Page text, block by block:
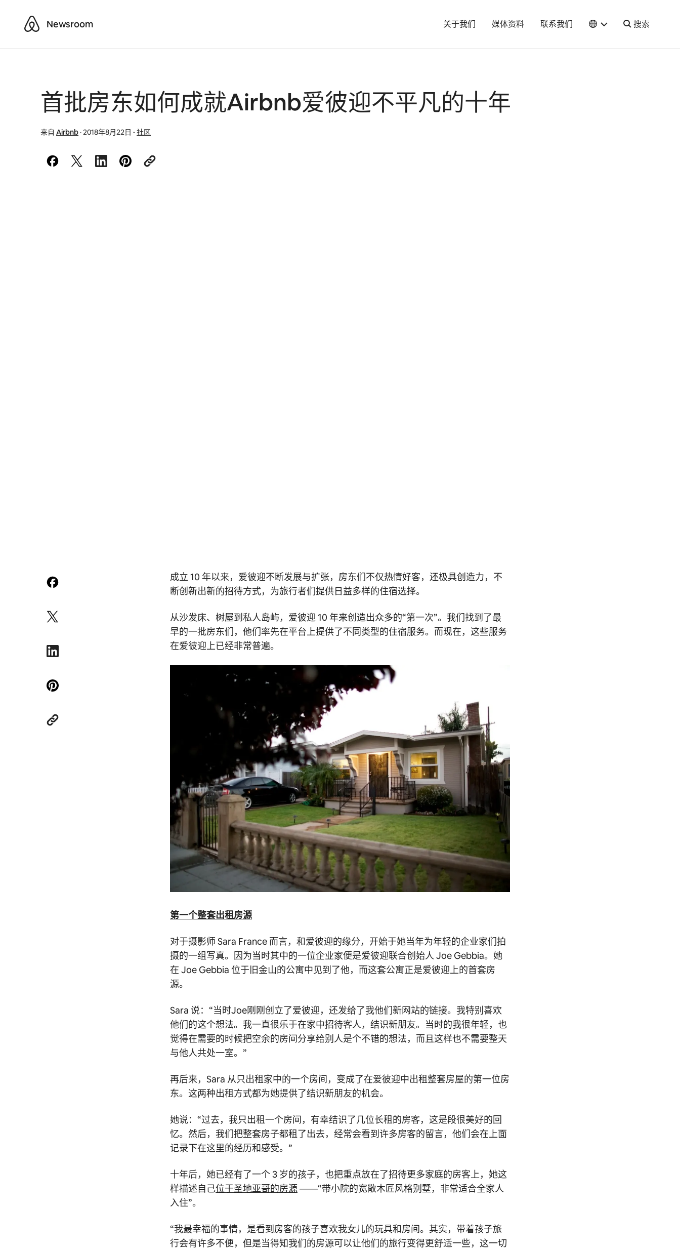
AirbnbNewsroom 关于我们 媒体资料 联系我们 搜索
首批房东如何成就Airbnb爱彼迎不平凡的十年
来自 Airbnb·2018年8月22日 · 社区
成立 10 年以来，爱彼迎不断发展与扩张，房东们不仅热情好客，还极具创造力，不
断创新出新的招待方式，为旅行者们提供日益多样的住宿选择。
从沙发床、树屋到私人岛屿，爱彼迎 10 年来创造出众多的“第一次”。我们找到了最
早的一批房东们，他们率先在平台上提供了不同类型的住宿服务。而现在，这些服务
在爱彼迎上已经非常普遍。
第一个整套出租房源
对于摄影师 Sara France 而言，和爱彼迎的缘分，开始于她当年为年轻的企业家们拍
摄的一组写真。因为当时其中的一位企业家便是爱彼迎联合创始人 Joe Gebbia。她
在 Joe Gebbia 位于旧金山的公寓中见到了他，而这套公寓正是爱彼迎上的首套房
源。
Sara 说：“当时Joe刚刚创立了爱彼迎，还发给了我他们新网站的链接。我特别喜欢
他们的这个想法。我一直很乐于在家中招待客人，结识新朋友。当时的我很年轻，也
觉得在需要的时候把空余的房间分享给别人是个不错的想法，而且这样也不需要整天
与他人共处一室。”
再后来，Sara 从只出租家中的一个房间，变成了在爱彼迎中出租整套房屋的第一位房
东。这两种出租方式都为她提供了结识新朋友的机会。
她说：“过去，我只出租一个房间，有幸结识了几位长租的房客，这是段很美好的回
忆。然后，我们把整套房子都租了出去，经常会看到许多房客的留言，他们会在上面
记录下在这里的经历和感受。”
十年后，她已经有了一个 3 岁的孩子，也把重点放在了招待更多家庭的房客上，她这
样描述自己位于圣地亚哥的房源——“带小院的宽敞木匠风格别墅，非常适合全家人
入住”。
“我最幸福的事情，是看到房客的孩子喜欢我女儿的玩具和房间。其实，带着孩子旅
行会有许多不便，但是当得知我们的房源可以让他们的旅行变得更舒适一些，这一切